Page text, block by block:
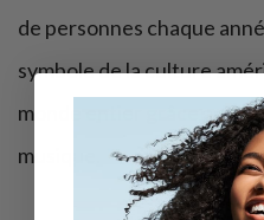
de personnes chaque
symbole de la culture
monde entier grâce au
musique.